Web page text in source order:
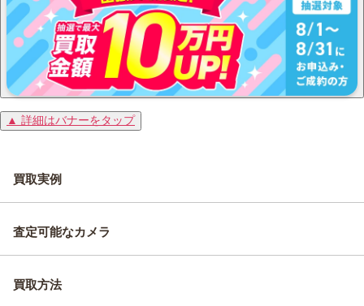
▲ 詳細はバナーをタップ
買取実例
査定可能なカメラ
買取方法